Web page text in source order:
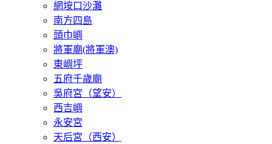
網垵口沙灘
南方四島
頭巾嶼
將軍廟(將軍澳)
東嶼坪
五府千歲廟
吳府宮（望安）
西吉嶼
永安宮
天后宮（西安）